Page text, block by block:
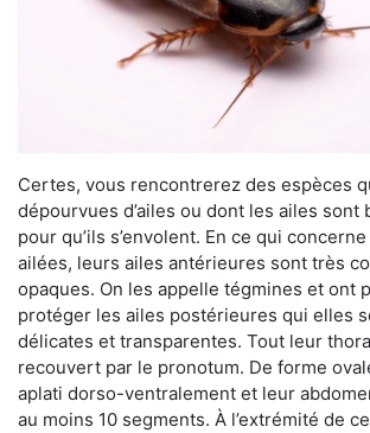
Certes, vous rencontrerez des espèces
dépourvues d’ailes ou dont les ailes sont
pour qu’ils s’envolent. En ce qui
ailées, leurs ailes antérieures sont très
opaques. On les appelle tégmines et ont
protéger les ailes postérieures qui elles
délicates et transparentes. Tout leur
recouvert par le pronotum. De forme
aplati dorso-ventralement et leur
au moins 10 segments. À l’extrémité de